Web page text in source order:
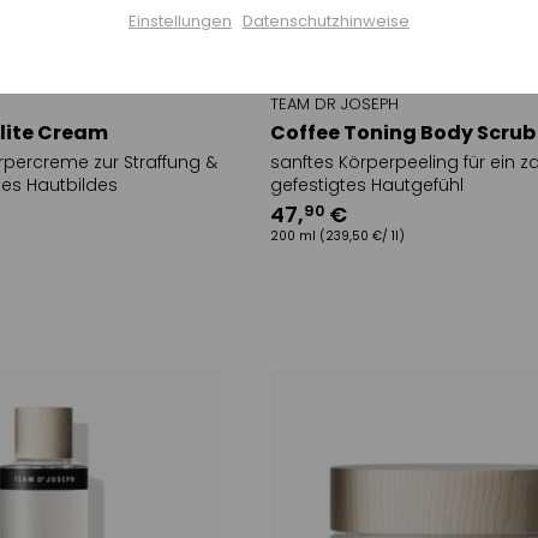
Cream
zur Straffung &
Hautbildes
TEAM DR JOSEPH
Coffee Toning Body Scrub
sanftes Körperpeeling für ein
gefestigtes Hautgefühl
47,90 €
200 ml (239,50 €/ 1l)
Einstellungen speichern
Einstellungen Datenschutzhinweise